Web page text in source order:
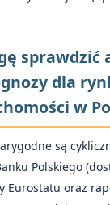
sprawdzić
dla
w
są
Polskiego
Eurostatu oraz